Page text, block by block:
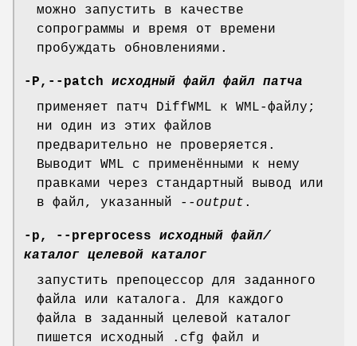
можно запустить в качестве
сопрограммы и время от времени
пробуждать обновлениями.
-P,--patch исходный файл файл патча
применяет патч DiffWML к WML-файлу;
ни один из этих файлов
предварительно не проверяется.
Выводит WML с применёнными к нему
правками через стандартный вывод или
в файл, указанный
--output .
-p, --preprocess исходный файл/
каталог
целевой каталог
запустить препоцессор для заданного
файла или каталога. Для каждого
файла в заданный целевой каталог
пишется исходный .cfg файл и